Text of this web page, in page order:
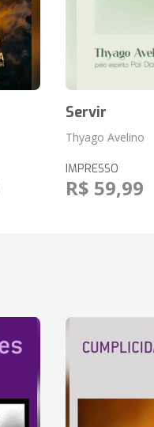
Servir
Thyago Avelino
IMPRESSO
R$ 59,99